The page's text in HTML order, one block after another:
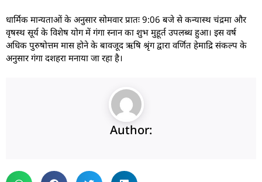
धार्मिक मान्यताओं के अनुसार सोमवार प्रातः 9:06 बजे से कन्यास्थ चंद्रमा और
वृषस्थ सूर्य के विशेष योग में गंगा स्नान का शुभ मुहूर्त उपलब्ध हुआ। इस वर्ष
अधिक पुरुषोत्तम मास होने के बावजूद ऋषि श्रृंग द्वारा वर्णित हेमाद्रि संकल्प के
अनुसार गंगा दशहरा मनाया जा रहा है।
Author: